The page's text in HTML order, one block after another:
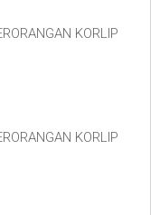
KORLIP
KORLIP